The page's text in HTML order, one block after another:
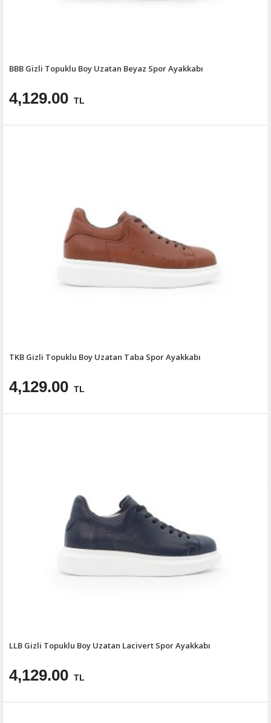
BBB Gizli Topuklu Boy Uzatan Beyaz Spor Ayakkabı
4,129.00 TL
TKB Gizli Topuklu Boy Uzatan Taba Spor Ayakkabı
4,129.00 TL
LLB Gizli Topuklu Boy Uzatan Lacivert Spor Ayakkabı
4,129.00 TL